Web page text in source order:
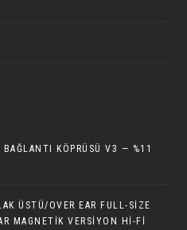
KÖPRÜSÜ V3 — %11
ÜSTÜ/OVER EAR FULL-SIZE
MAGNETIK VERSIYON HI-FI